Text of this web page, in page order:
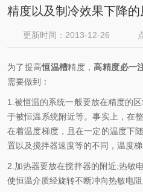
精度以及制冷效果下降的
更新时间：2013-12-26
为了提高恒温槽精度，高精度必一
需要做到：
1.被恒温的系统一般要放在精度的
于被恒温系统附近等。事实上，在
在着温度梯度，且在一定的温度下
置以及搅拌器速度等的不同，温度梯
2.加热器要放在搅拌器的附近;热敏
使恒温介质经旋转不断冲向热敏电